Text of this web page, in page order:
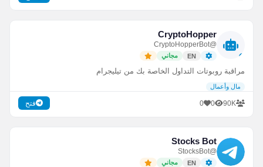
CryptoHopper
@CryptoHopperBot
EN مجاني
مراقبة روبوتات التداول الخاصة بك من تيليجرام
مال وأعمال
90K
0
0 فتح
Stocks Bot
@StocksBot
EN مجاني